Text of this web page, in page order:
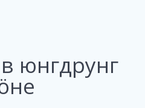
юнгдрунг